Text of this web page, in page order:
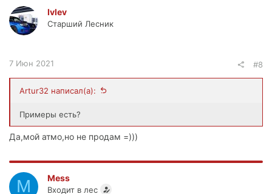
Ivlev
Старший Лесник
7 Июн 2021 #8
Artur32 написал(а):
Примеры есть?
Да,мой атмо,но не продам =)))
M Mess
Входит в лес